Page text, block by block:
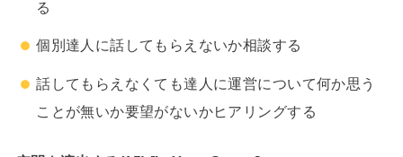
る
個別達人に話してもらえないか相談する
話してもらえなくても達人に運営について何か思う
ことが無いか要望がないかヒアリングする